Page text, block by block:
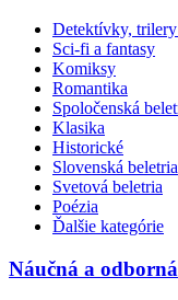
Detektívky,
Sci-fi a fantasy
Komiksy
Romantika
Spoločenská
Klasika
Historické
Slovenská beletria
Svetová beletria
Poézia
Ďalšie kategórie
Náučná a odborná